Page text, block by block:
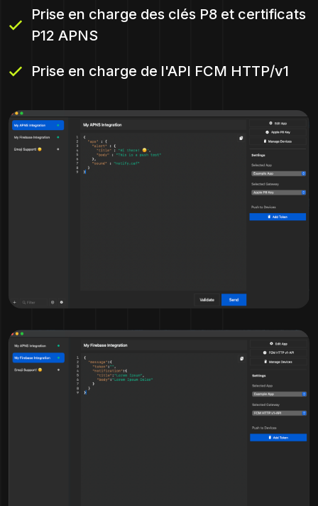
Prise en charge des clés P8 et certificats
P12 APNS
Prise en charge de l'API FCM HTTP/v1